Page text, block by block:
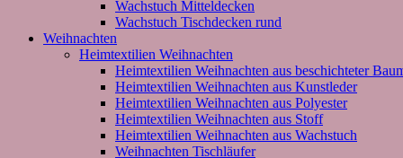
Wachstuch Mitteldecken
Wachstuch Tischdecken rund
Weihnachten
Heimtextilien Weihnachten
Heimtextilien Weihnachten aus beschichteter
Heimtextilien Weihnachten aus Kunstleder
Heimtextilien Weihnachten aus Polyester
Heimtextilien Weihnachten aus Stoff
Heimtextilien Weihnachten aus Wachstuch
Weihnachten Tischläufer